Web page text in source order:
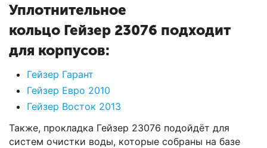
Уплотнительное
кольцо Гейзер 23076 подходит
для корпусов:
Гейзер Гарант
Гейзер Евро 2010
Гейзер Восток 2013
Также, прокладка Гейзер 23076 подойдёт для
систем очистки воды, которые собраны на базе